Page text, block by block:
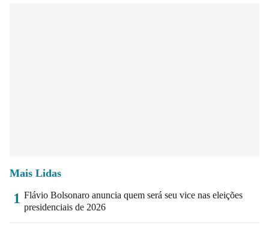
Mais Lidas
1 Flávio Bolsonaro anuncia quem será seu vice nas eleições
presidenciais de 2026